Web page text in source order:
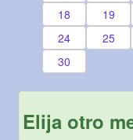
18
19
24
25
30
Elija otro